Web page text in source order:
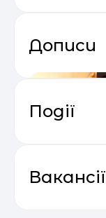
Дописи
Події
Вакансії